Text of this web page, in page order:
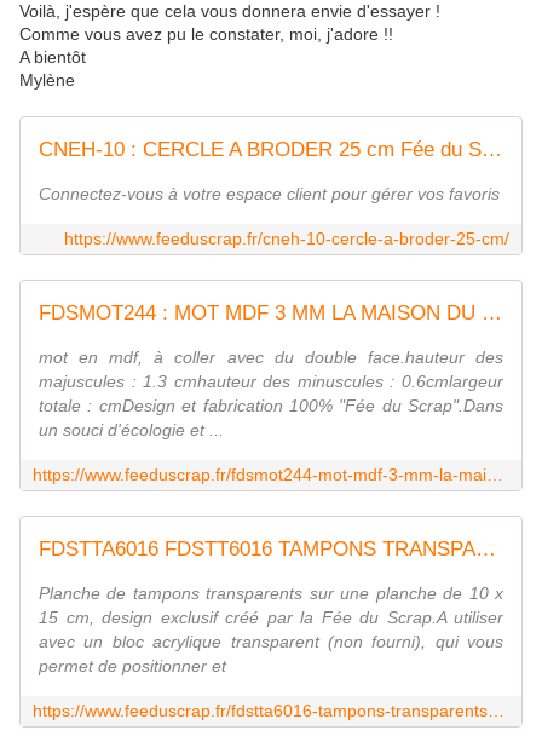
Voilà, j'espère que cela vous donnera envie d'essayer !
Comme vous avez pu le constater, moi, j'adore !!
A bientôt
Mylène
CNEH-10 : CERCLE A BRODER 25 cm Fée du Scrap
Connectez-vous à votre espace client pour gérer vos favoris
https://www.feeduscrap.fr/cneh-10-cercle-a-broder-25-cm/
FDSMOT244 : MOT MDF 3 MM LA MAISON DU BONHE fee du scrap
mot en mdf, à coller avec du double face.hauteur des
majuscules : 1.3 cmhauteur des minuscules : 0.6cmlargeur
totale : cmDesign et fabrication 100% "Fée du Scrap".Dans
un souci d'écologie et ...
FDSTTA6016 FDSTT6016 TAMPONS TRANSPARENTS A6 LIBELLULES FEE DU SCRAP
Planche de tampons transparents sur une planche de 10 x
15 cm, design exclusif créé par la Fée du Scrap.A utiliser
avec un bloc acrylique transparent (non fourni), qui vous
permet de positionner et